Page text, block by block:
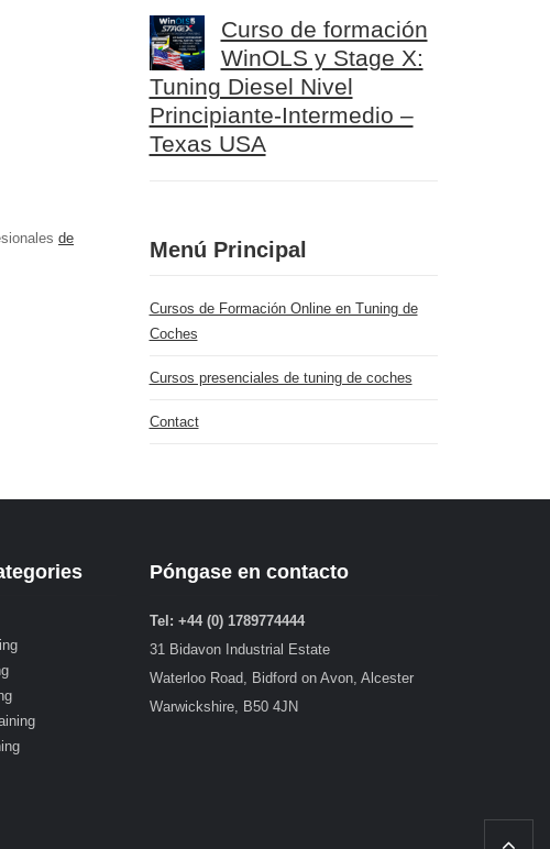
de
Curso de formación
WinOLS y Stage X:
Tuning Diesel Nivel
Principiante-Intermedio –
Texas USA
Menú Principal
Cursos de Formación Online en Tuning de
Coches
Cursos presenciales de tuning de coches
Contact
Póngase en contacto
Tel: +44 (0) 1789774444
31 Bidavon Industrial Estate
Waterloo Road, Bidford on Avon, Alcester
Warwickshire, B50 4JN